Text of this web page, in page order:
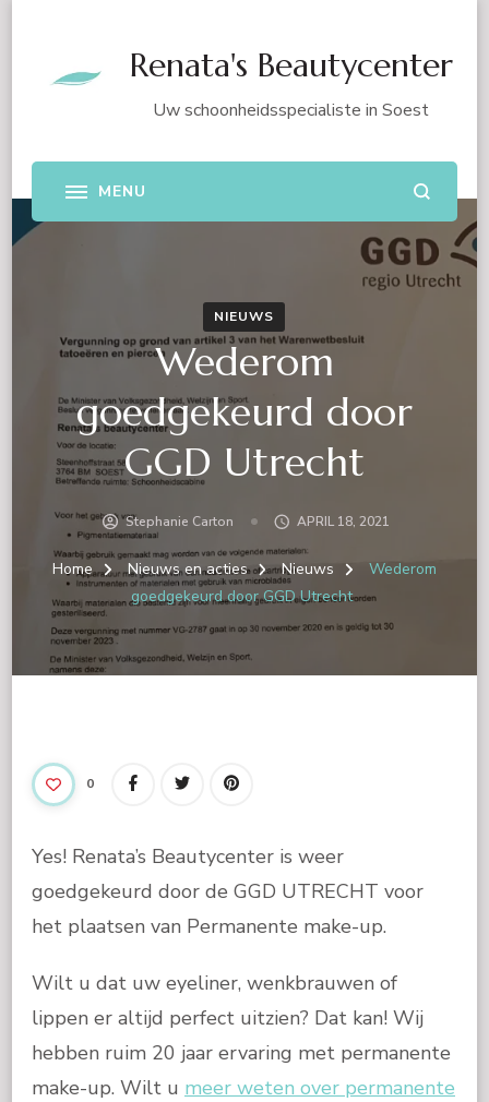
Renata's Beautycenter
Uw schoonheidsspecialiste in Soest
NIEUWS
Wederom
goedgekeurd door
GGD Utrecht
Stephanie Carton APRIL 18, 2021
Home Nieuws en acties Nieuws
Wederom
goedgekeurd door GGD Utrecht
0
Yes! Renata’s Beautycenter is weer
goedgekeurd door de GGD UTRECHT voor
het plaatsen van Permanente make-up.
Wilt u dat uw eyeliner, wenkbrauwen of
lippen er altijd perfect uitzien? Dat kan! Wij
hebben ruim 20 jaar ervaring met permanente
make-up. Wilt u meer weten over permanente